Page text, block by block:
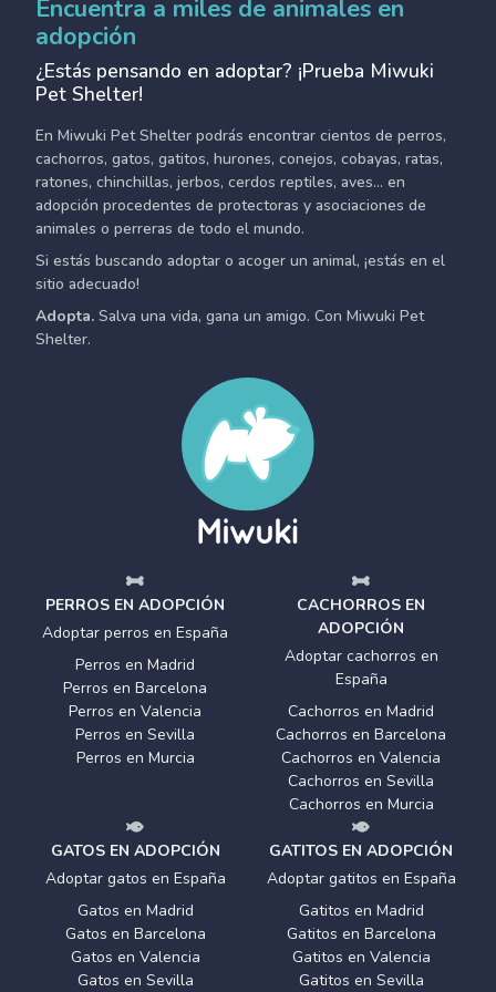
Encuentra a miles de animales en
adopción
¿Estás pensando en adoptar? ¡Prueba Miwuki
Pet Shelter!
En Miwuki Pet Shelter podrás encontrar cientos de perros,
cachorros, gatos, gatitos, hurones, conejos, cobayas, ratas,
ratones, chinchillas, jerbos, cerdos reptiles, aves... en
adopción procedentes de protectoras y asociaciones de
animales o perreras de todo el mundo.
Si estás buscando adoptar o acoger un animal, ¡estás en el
sitio adecuado!
Adopta. Salva una vida, gana un amigo. Con Miwuki Pet
Shelter.
PERROS EN ADOPCIÓN
Adoptar perros en España
Perros en Madrid
Perros en Barcelona
Perros en Valencia
Perros en Sevilla
Perros en Murcia
CACHORROS EN
ADOPCIÓN
Adoptar cachorros en
España
Cachorros en Madrid
Cachorros en Barcelona
Cachorros en Valencia
Cachorros en Sevilla
Cachorros en Murcia
GATOS EN ADOPCIÓN
Adoptar gatos en España
Gatos en Madrid
Gatos en Barcelona
Gatos en Valencia
Gatos en Sevilla
GATITOS EN ADOPCIÓN
Adoptar gatitos en España
Gatitos en Madrid
Gatitos en Barcelona
Gatitos en Valencia
Gatitos en Sevilla